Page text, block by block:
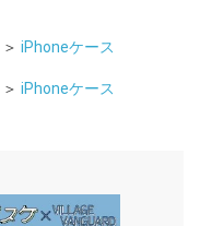
＞ iPhoneケース
＞ iPhoneケース